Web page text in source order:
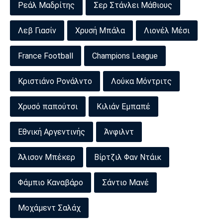
Ρεάλ Μαδρίτης Σερ Στάνλει Μάθιους
Λεβ Γιασίν Χρυσή Μπάλα Λιονέλ Μέσι
France Football Champions League
Κριστιάνο Ρονάλντο Λούκα Μόντριτς
Χρυσό παπούτσι Κιλιάν Εμπαπέ
Εθνική Αργεντινής Άνφιλντ
Άλισον Μπέκερ Βίρτζιλ Φαν Ντάικ
Φάμπιο Καναβάρο Σάντιο Μανέ
Μοχάμεντ Σαλάχ